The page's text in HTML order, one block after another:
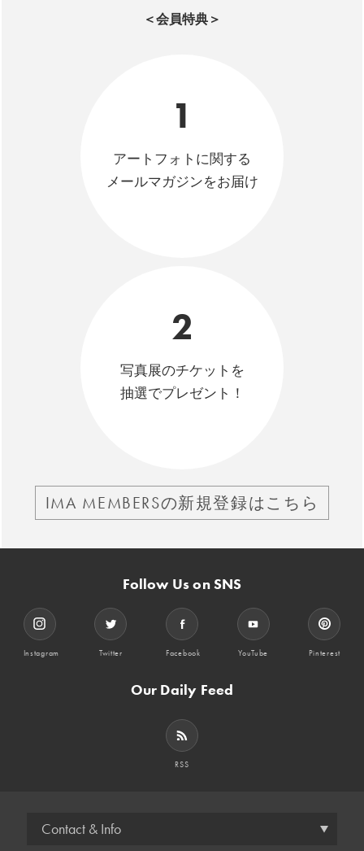
＜会員特典＞
1
アートフォトに関する
メールマガジンをお届け
2
写真展のチケットを
抽選でプレゼント！
IMA MEMBERSの新規登録はこちら
Follow Us on SNS
Instagram Twitter Facebook YouTube Pinterest
Our Daily Feed
RSS
Contact & Info